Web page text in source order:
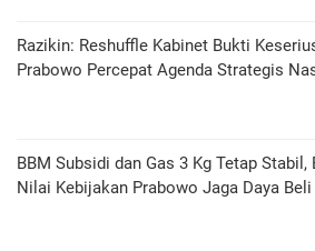
Razikin: Reshuffle Kabinet Bukti
Prabowo Percepat Agenda Strategis
BBM Subsidi dan Gas 3 Kg Tetap Stabil,
Nilai Kebijakan Prabowo Jaga Daya Beli